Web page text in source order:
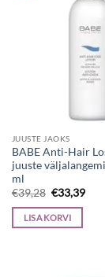
JUUSTE JAOKS
BABE Anti-Hair
juuste
ml
€39,28 Algne
hind
oli:
€39,28.
€33,39
LISA KORVI